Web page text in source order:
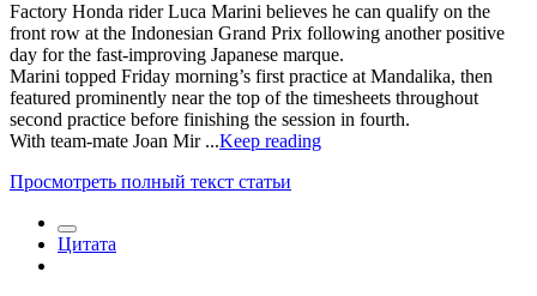
Factory Honda rider Luca Marini believes he can qualify on the
front row at the Indonesian Grand Prix following another positive
day for the fast-improving Japanese marque.
Marini topped Friday morning’s first practice at Mandalika, then
featured prominently near the top of the timesheets throughout
second practice before finishing the session in fourth.
With team-mate Joan Mir ...Keep reading
Просмотреть полный текст статьи
Цитата